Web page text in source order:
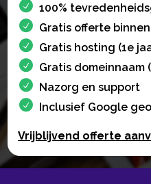
100%
Gratis offerte
Gratis hosting (1e
Gratis domeinnaam
Nazorg en support
Inclusief Google
Vrijblijvend offerte